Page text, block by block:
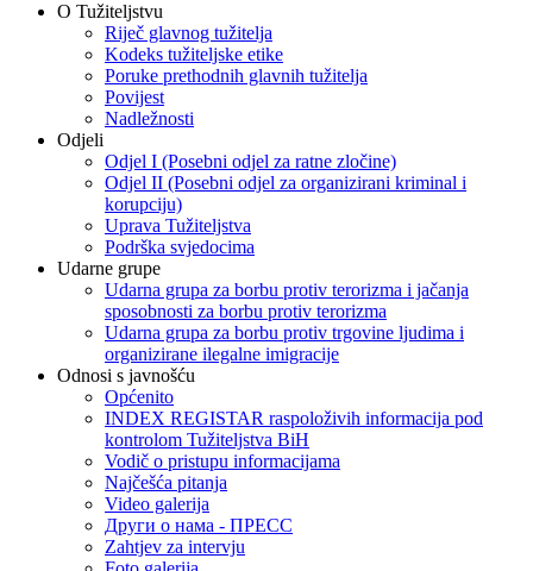
O Tužiteljstvu
Riječ glavnog tužitelja
Kodeks tužiteljske etike
Poruke prethodnih glavnih tužitelja
Povijest
Nadležnosti
Odjeli
Odjel I (Posebni odjel za ratne zločine)
Odjel II (Posebni odjel za organizirani kriminal i
korupciju)
Uprava Tužiteljstva
Podrška svjedocima
Udarne grupe
Udarna grupa za borbu protiv terorizma i jačanja
sposobnosti za borbu protiv terorizma
Udarna grupa za borbu protiv trgovine ljudima i
organizirane ilegalne imigracije
Odnosi s javnošću
Općenito
INDEX REGISTAR raspoloživih informacija pod
kontrolom Tužiteljstva BiH
Vodič o pristupu informacijama
Najčešća pitanja
Video galerija
Други о нама - ПРЕСC
Zahtjev za intervju